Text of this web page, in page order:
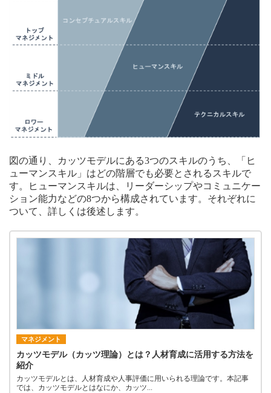
図の通り、カッツモデルにある3つのスキルのうち、「ヒ
ューマンスキル」はどの階層でも必要とされるスキルで
す。ヒューマンスキルは、リーダーシップやコミュニケー
ション能力などの8つから構成されています。それぞれに
ついて、詳しくは後述します。
マネジメント
カッツモデル（カッツ理論）とは？人材育成に活用する方法を
紹介
カッツモデルとは、人材育成や人事評価に用いられる理論です。本記事
では、カッツモデルとはなにか、カッツ...